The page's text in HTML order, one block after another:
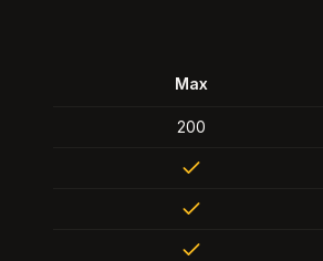
Max
200